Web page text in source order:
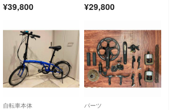
¥39,800 ¥29,800
自転車本体 パーツ